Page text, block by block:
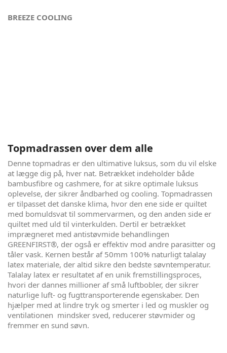
BREEZE COOLING
Topmadrassen over dem alle
Denne topmadras er den ultimative luksus, som du vil elske
at lægge dig på, hver nat. Betrækket indeholder både
bambusfibre og cashmere, for at sikre optimale luksus
oplevelse, der sikrer åndbarhed og cooling. Topmadrassen
er tilpasset det danske klima, hvor den ene side er quiltet
med bomuldsvat til sommervarmen, og den anden side er
quiltet med uld til vinterkulden. Dertil er betrækket
imprægneret med antistøvmide behandlingen
GREENFIRST®, der også er effektiv mod andre parasitter og
tåler vask. Kernen består af 50mm 100% naturligt talalay
latex materiale, der altid sikre den bedste søvntemperatur.
Talalay latex er resultatet af en unik fremstillingsproces,
hvori der dannes millioner af små luftbobler, der sikrer
naturlige luft- og fugttransporterende egenskaber. Den
hjælper med at lindre tryk og smerter i led og muskler og
ventilationen mindsker sved, reducerer støvmider og
fremmer en sund søvn.